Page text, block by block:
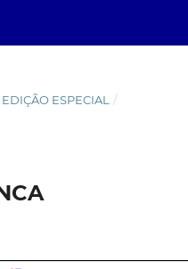
ESPECIAL
/